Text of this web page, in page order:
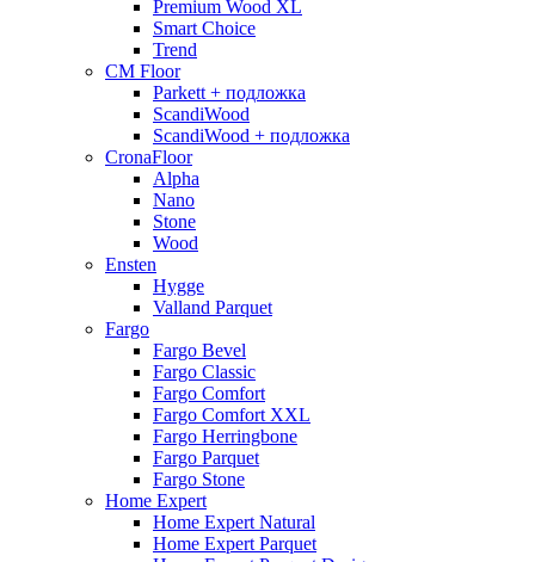
Premium Wood XL
Smart Choice
Trend
CM Floor
Parkett + подложка
ScandiWood
ScandiWood + подложка
CronaFloor
Alpha
Nano
Stone
Wood
Ensten
Hygge
Valland Parquet
Fargo
Fargo Bevel
Fargo Classic
Fargo Comfort
Fargo Comfort XXL
Fargo Herringbone
Fargo Parquet
Fargo Stone
Home Expert
Home Expert Natural
Home Expert Parquet